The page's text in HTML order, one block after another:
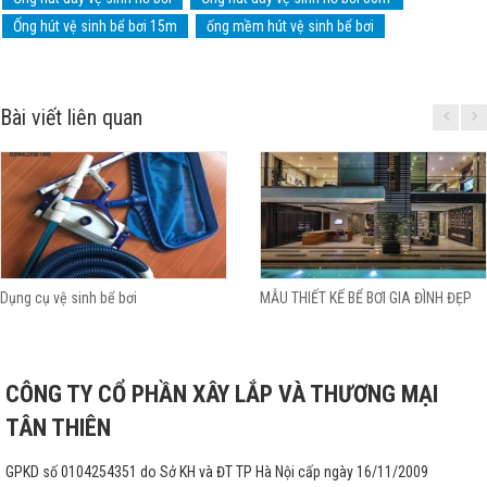
Ống hút vệ sinh bể bơi 15m
ống mềm hút vệ sinh bể bơi
Bài viết liên quan
Dụng cụ vệ sinh bể bơi MẪU THIẾT KẾ BỂ BƠI GIA ĐÌNH ĐẸP
CÔNG TY CỔ PHẦN XÂY LẮP VÀ THƯƠNG MẠI
TÂN THIÊN
GPKD số 0104254351 do Sở KH và ĐT TP Hà Nội cấp ngày 16/11/2009